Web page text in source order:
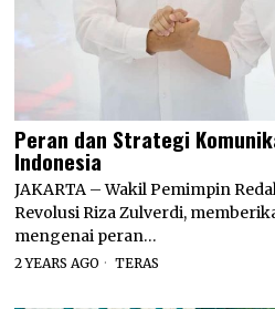
Peran dan Strategi
Indonesia
JAKARTA – Wakil Pemimpin
Revolusi Riza Zulverdi,
mengenai peran…
2 YEARS AGO TERAS